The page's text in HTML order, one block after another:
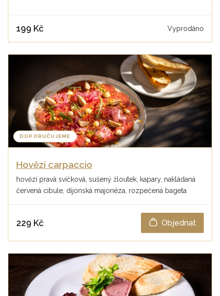
199 Kč Vyprodáno
DOPORUČUJEME
Hovězí carpaccio
hovězí pravá svíčková, sušený žloutek, kapary, nakládaná
červená cibule, dijonská majonéza, rozpečená bageta
229 Kč Objednat